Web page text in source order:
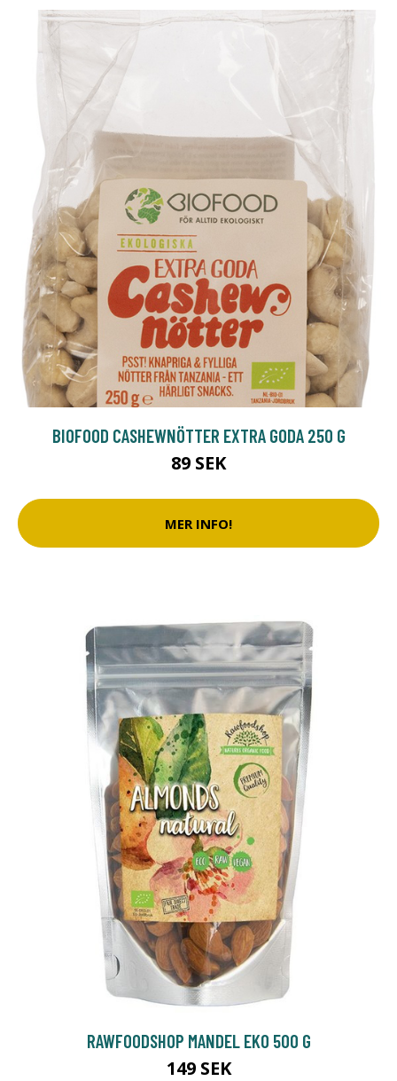
BIOFOOD CASHEWNÖTTER EXTRA GODA 250 G
89 SEK
MER INFO!
RAWFOODSHOP MANDEL EKO 500 G
149 SEK